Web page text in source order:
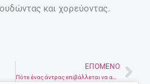
και χορεύοντας.
ΕΠΌΜΕΝΟ